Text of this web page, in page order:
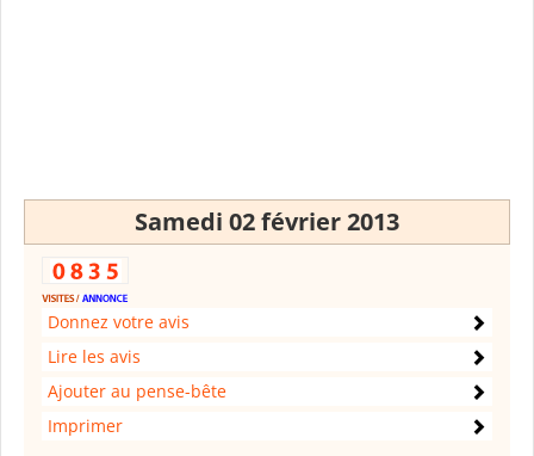
Samedi 02 février 2013
Donnez votre avis
Lire les avis
Ajouter au pense-bête
Imprimer